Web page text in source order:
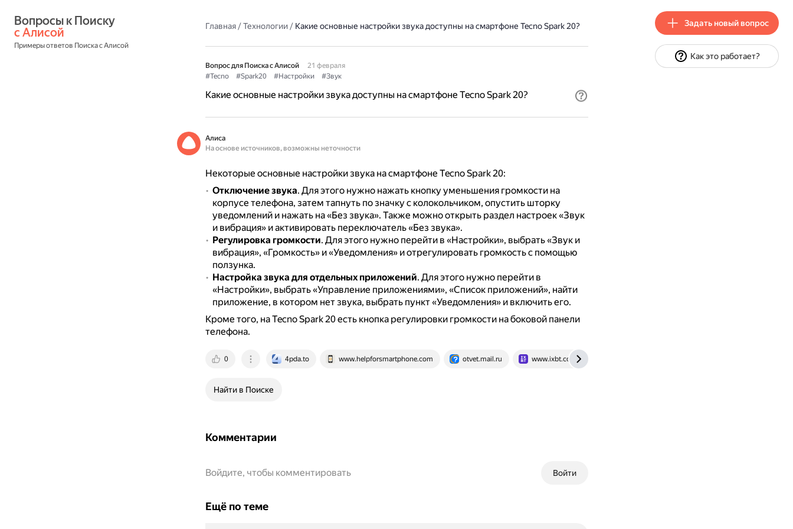
с Алисой
Примеры ответов Поиска с Алисой
Главная/Технологии/ Какие основные настройки звука доступны на смартфоне Tecno Spark 20?
Вопрос для Поиска с Алисой
21 февраля
#Tecno
#Spark20 #Настройки #Звук
Какие основные настройки звука доступны на смартфоне Tecno Spark 20?
Алиса
На основе источников, возможны неточности
Некоторые основные настройки звука на смартфоне Tecno Spark 20:
Отключение звука. Для этого нужно нажать кнопку уменьшения громкости на
корпусе телефона, затем тапнуть по значку с колокольчиком, опустить шторку
уведомлений и нажать на «Без звука». Также можно открыть раздел настроек «Звук
и вибрация» и активировать переключатель «Без звука».
Регулировка громкости. Для этого нужно перейти в «Настройки», выбрать «Звук и
вибрация», «Громкость» и «Уведомления» и отрегулировать громкость с помощью
ползунка.
Настройка звука для отдельных приложений. Для этого нужно перейти в
«Настройки», выбрать «Управление приложениями», «Список приложений», найти
приложение, в котором нет звука, выбрать пункт «Уведомления» и включить его.
Кроме того, на Tecno Spark 20 есть кнопка регулировки громкости на боковой панели
телефона.
0 4pda.to www.helpforsmartphone.com otvet.mail.ru www.ixbt.com
Найти в Поиске
Комментарии
Войти
Войдите, чтобы комментировать
Ещё по теме
Задать новый вопрос
Как это работает?